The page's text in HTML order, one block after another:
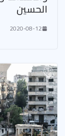
الحسين
2020-08-12